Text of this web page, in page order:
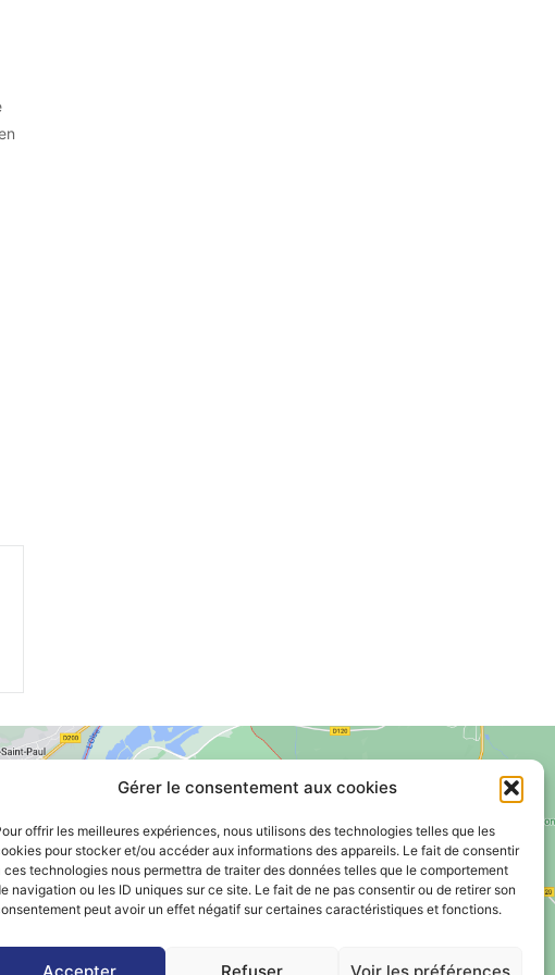
Gérer le consentement aux cookies
offrir les meilleures expériences, nous utilisons des technologies telles que les
pour stocker et/ou accéder aux informations des appareils. Le fait de consentir
ces technologies nous permettra de traiter des données telles que le comportement
navigation ou les ID uniques sur ce site. Le fait de ne pas consentir ou de retirer son
peut avoir un effet négatif sur certaines caractéristiques et fonctions.
Accepter Refuser Voir les préférences
Voir le plan de ville